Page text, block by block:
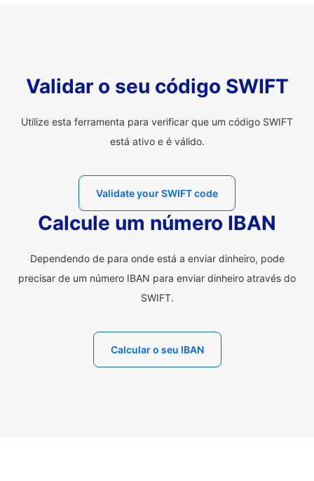
Validar o seu código SWIFT
Utilize esta ferramenta para verificar que um código SWIFT
está ativo e é válido.
Validate your SWIFT code
Calcule um número IBAN
Dependendo de para onde está a enviar dinheiro, pode
precisar de um número IBAN para enviar dinheiro através do
SWIFT.
Calcular o seu IBAN